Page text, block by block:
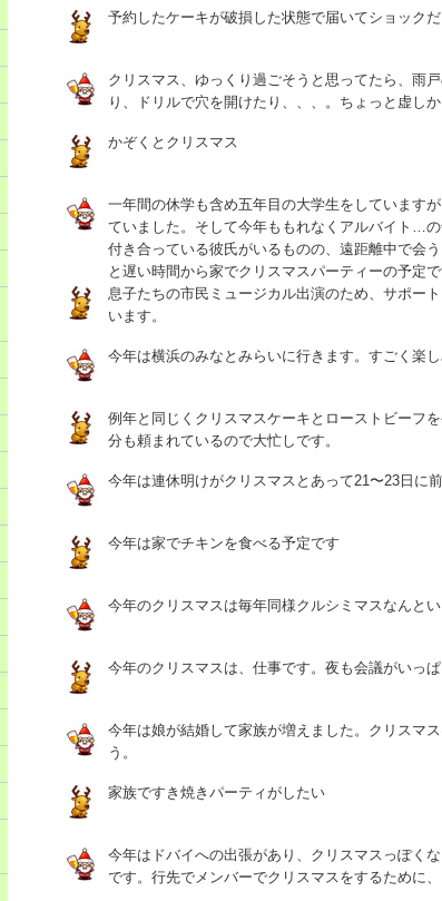
予約したケーキが破損した状態で届いてショック
クリスマス、ゆっくり過ごそうと思ってたら、雨
り、ドリルで穴を開けたり、、、。ちょっと虚しか
かぞくとクリスマス
一年間の休学も含め五年目の大学生をしています
ていました。そして今年ももれなくアルバイト…の
付き合っている彼氏がいるものの、遠距離中で会
と遅い時間から家でクリスマスパーティーの予定で
息子たちの市民ミュージカル出演のため、サポー
います。
今年は横浜のみなとみらいに行きます。すごく楽し
例年と同じくクリスマスケーキとローストビーフ
分も頼まれているので大忙しです。
今年は連休明けがクリスマスとあって21〜23日に
今年は家でチキンを食べる予定です
今年のクリスマスは毎年同様クルシミマスなんと
今年のクリスマスは、仕事です。夜も会議がいっぱ
今年は娘が結婚して家族が増えました。クリスマ
う。
家族ですき焼きパーティがしたい
今年はドバイへの出張があり、クリスマスっぽく
です。行先でメンバーでクリスマスをするために